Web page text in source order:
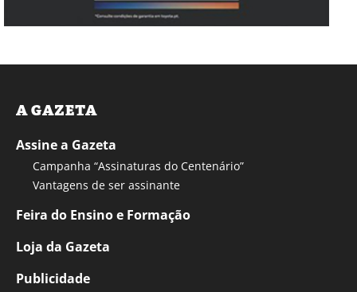
A GAZETA
Assine a Gazeta
Campanha “Assinaturas do Centenário”
Vantagens de ser assinante
Feira do Ensino e Formação
Loja da Gazeta
Publicidade